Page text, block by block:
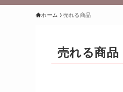
ホーム 売れる商品
売れる商品